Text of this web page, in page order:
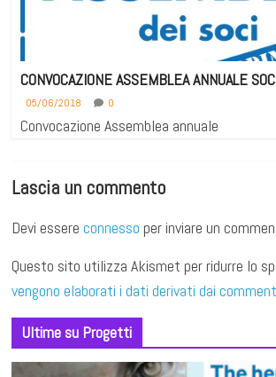
CONVOCAZIONE ASSEMBLEA ANNUALE
05/06/2018 0
Convocazione Assemblea annuale
Lascia un commento
Devi essereconnesso per inviare un
Questo sito utilizza Akismet per ridurre lo
vengono elaborati i dati derivati dai
Ultime su Progetti